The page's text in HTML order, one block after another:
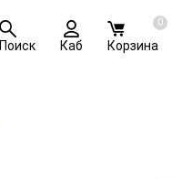
Поиск Каб
0
Корзина